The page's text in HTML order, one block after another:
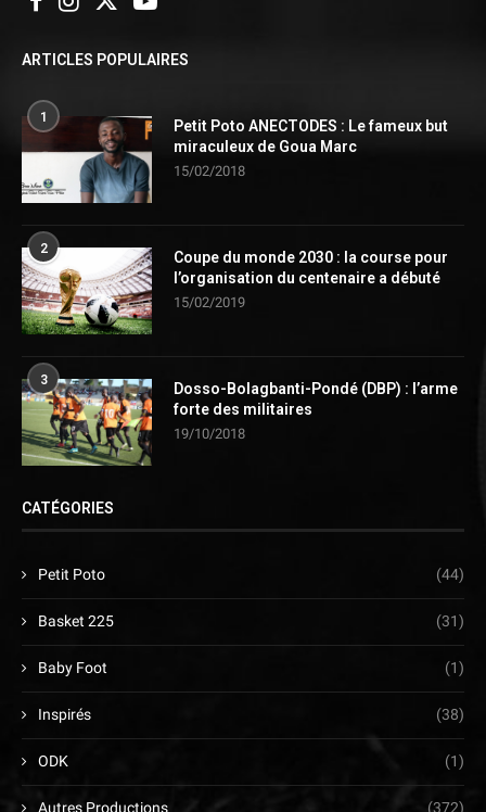
ARTICLES POPULAIRES
1
Petit Poto ANECTODES : Le fameux but
miraculeux de Goua Marc
15/02/2018
2
Coupe du monde 2030 : la course pour
l’organisation du centenaire a débuté
15/02/2019
3
Dosso-Bolagbanti-Pondé (DBP) : l’arme
forte des militaires
19/10/2018
CATÉGORIES
Petit Poto (44)
Basket 225 (31)
Baby Foot (1)
Inspirés (38)
ODK (1)
Autres Productions (372)